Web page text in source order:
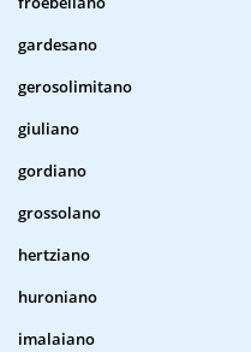
gardesano
gerosolimitano
giuliano
gordiano
grossolano
hertziano
huroniano
imalaiano